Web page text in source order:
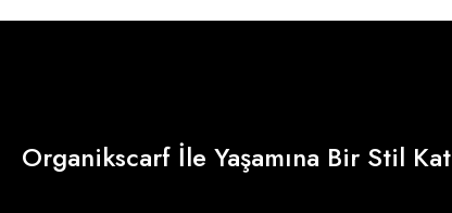
Organikscarf İle Yaşamına Bir Stil Kat